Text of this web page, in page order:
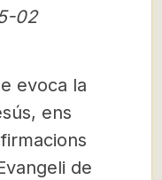
02
evoca la
ens
de